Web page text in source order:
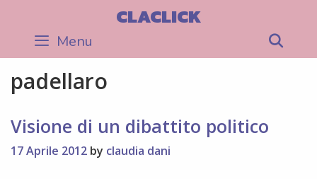
content
CLACLICK
Menu
padellaro
Visione di un dibattito politico
17 Aprile 2012 by claudia dani